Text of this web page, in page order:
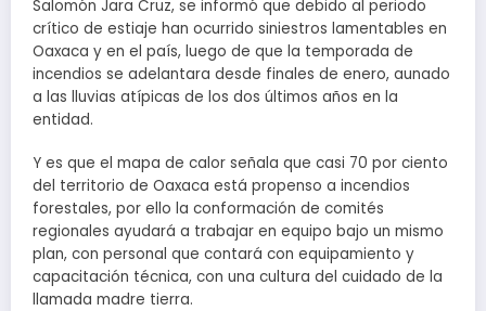
Salomón Jara Cruz, se informó que debido al periodo
crítico de estiaje han ocurrido siniestros lamentables en
Oaxaca y en el país, luego de que la temporada de
incendios se adelantara desde finales de enero, aunado
a las lluvias atípicas de los dos últimos años en la
entidad.
Y es que el mapa de calor señala que casi 70 por ciento
del territorio de Oaxaca está propenso a incendios
forestales, por ello la conformación de comités
regionales ayudará a trabajar en equipo bajo un mismo
plan, con personal que contará con equipamiento y
capacitación técnica, con una cultura del cuidado de la
llamada madre tierra.